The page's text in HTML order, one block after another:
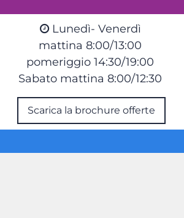
Lunedì- Venerdì
mattina 8:00/13:00
pomeriggio 14:30/19:00
Sabato mattina 8:00/12:30
Scarica la brochure offerte